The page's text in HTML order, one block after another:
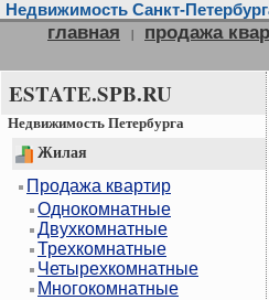
Недвижимость Санкт-
главная | продажа
ESTATE.SPB.RU
Недвижимость Петербурга
Жилая
Продажа квартир
Однокомнатные
Двухкомнатные
Трехкомнатные
Четырехкомнатные
Многокомнатные